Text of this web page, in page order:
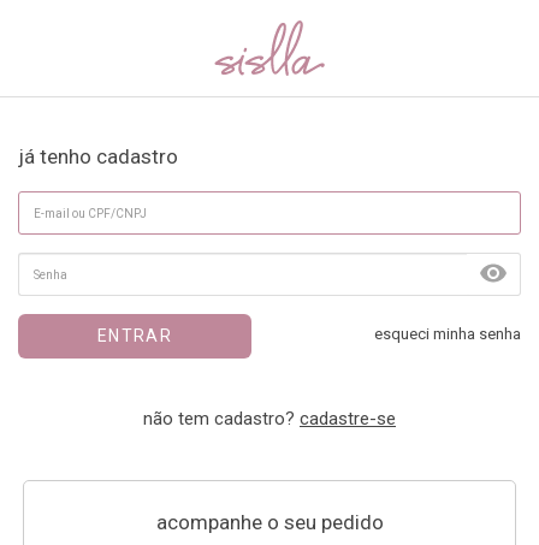
já tenho cadastro
ENTRAR esqueci minha senha
não tem cadastro? cadastre-se
acompanhe o seu pedido